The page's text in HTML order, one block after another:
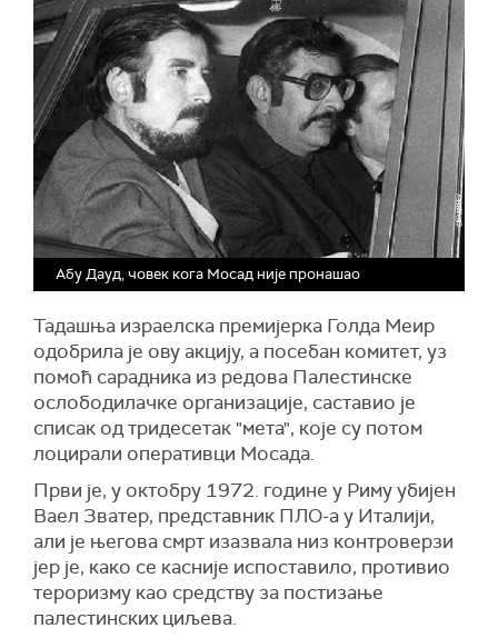
Абу Дауд, човек кога Мосад није пронашао
Тадашња израелска премијерка Голда Меир
одобрила је ову акцију, а посебан комитет, уз
помоћ сарадника из редова Палестинске
ослободилачке организације, саставио је
списак од тридесетак "мета", које су потом
лоцирали оперативци Мосада.
Први је, у октобру 1972. године у Риму убијен
Ваел Зватер, представник ПЛО-а у Италији,
али је његова смрт изазвала низ контроверзи
јер је, како се касније испоставило, противио
тероризму као средству за постизање
палестинских циљева.